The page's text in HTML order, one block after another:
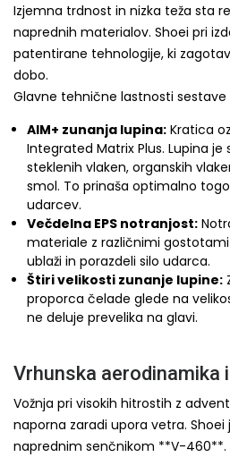
Izjemna trdnost in nizka teža sta
naprednih materialov. Shoei pri
patentirane tehnologije, ki
dobo.
Glavne tehnične lastnosti sestave
AIM+ zunanja lupina: Kratica
Integrated Matrix Plus. Lupina je
steklenih vlaken, organskih
smol. To prinaša optimalno
udarcev.
Večdelna EPS notranjost:
materiale z različnimi
ublaži in porazdeli silo udarca.
Štiri velikosti zunanje lupine:
proporca čelade glede na
ne deluje prevelika na glavi.
Vrhunska aerodinamika
Vožnja pri visokih hitrostih z
naporna zaradi upora vetra.
naprednim senčnikom **V-460**.